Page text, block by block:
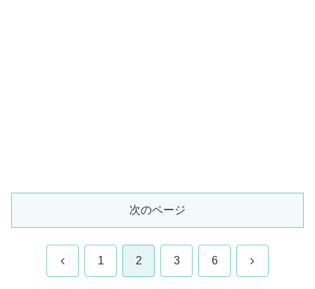
次のページ
前 1 2 3 6 次